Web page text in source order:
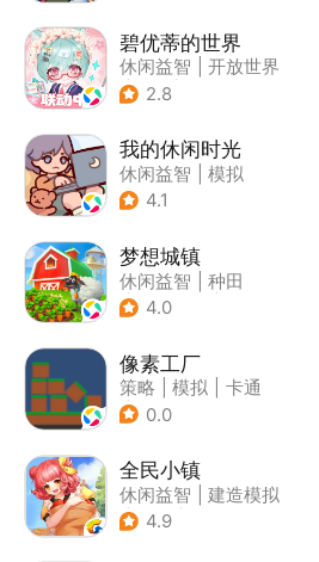
碧优蒂的世界
休闲益智
开放世界
| Q版
2.8
我的休闲时光
休闲益智
模拟
4.1
梦想城镇
休闲益智
种田
| 田园生活
4.0
像素工厂
策略 模拟
卡通
| 62游戏
0.0
全民小镇
休闲益智
建造模拟
| 卡通
4.9